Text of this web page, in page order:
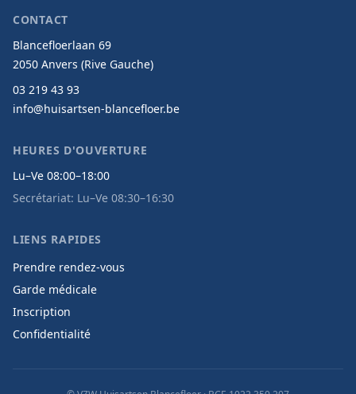
CONTACT
Blancefloerlaan 69
2050 Anvers (Rive Gauche)
03 219 43 93
info@huisartsen-blancefloer.be
HEURES D'OUVERTURE
Lu–Ve 08:00–18:00
Secrétariat: Lu–Ve 08:30–16:30
LIENS RAPIDES
Prendre rendez-vous
Garde médicale
Inscription
Confidentialité